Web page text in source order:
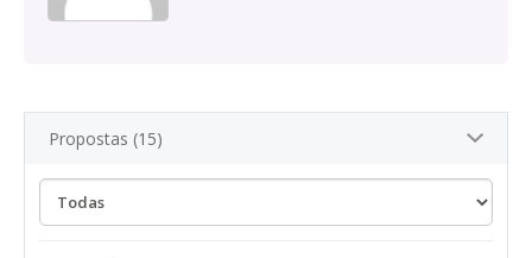
Propostas (15)